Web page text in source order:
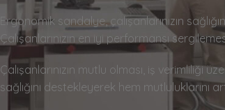
Ergonomik sandalye, çalışanlarınızın
Çalışanlarınızın en iyi performansı
Çalışanlarınızın mutlu olması, iş verimliliği
sağlığını destekleyerek hem mutluluklarını